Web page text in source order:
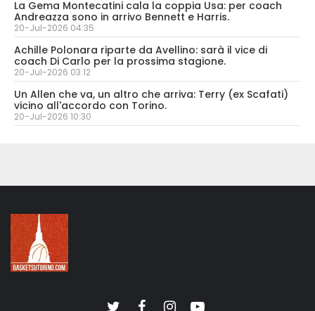
La Gema Montecatini cala la coppia Usa: per coach
Andreazza sono in arrivo Bennett e Harris.
20-Jul-2026 04:35
Achille Polonara riparte da Avellino: sarà il vice di
coach Di Carlo per la prossima stagione.
20-Jul-2026 03:12
Un Allen che va, un altro che arriva: Terry (ex Scafati)
vicino all'accordo con Torino.
20-Jul-2026 10:30